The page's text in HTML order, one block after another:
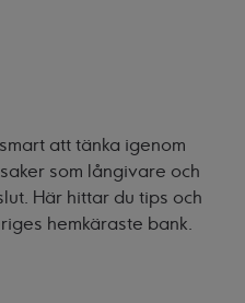
att tänka igenom
som långivare och
Här hittar du tips och
hemkäraste bank.